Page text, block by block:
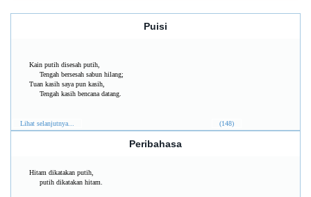
Puisi
Kain putih disesah putih,
Tengah bersesah sabun hilang;
Tuan kasih saya pun kasih,
Tengah kasih bencana datang.
Lihat selanjutnya... (148)
Peribahasa
Hitam dikatakan putih,
putih dikatakan hitam.